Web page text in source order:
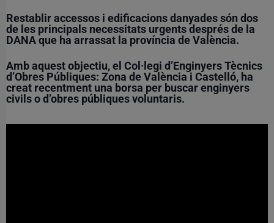
Restablir accessos i edificacions danyades són dos
de les principals necessitats urgents després de la
DANA que ha arrassat la província de València.
Amb aquest objectiu, el Col·legi d’Enginyers Tècnics
d’Obres Públiques: Zona de València i Castelló, ha
creat recentment una borsa per buscar enginyers
civils o d’obres públiques voluntaris.